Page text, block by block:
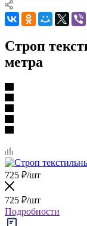
Строп
метра
725 ₽/шт
725 ₽/шт
Подробности